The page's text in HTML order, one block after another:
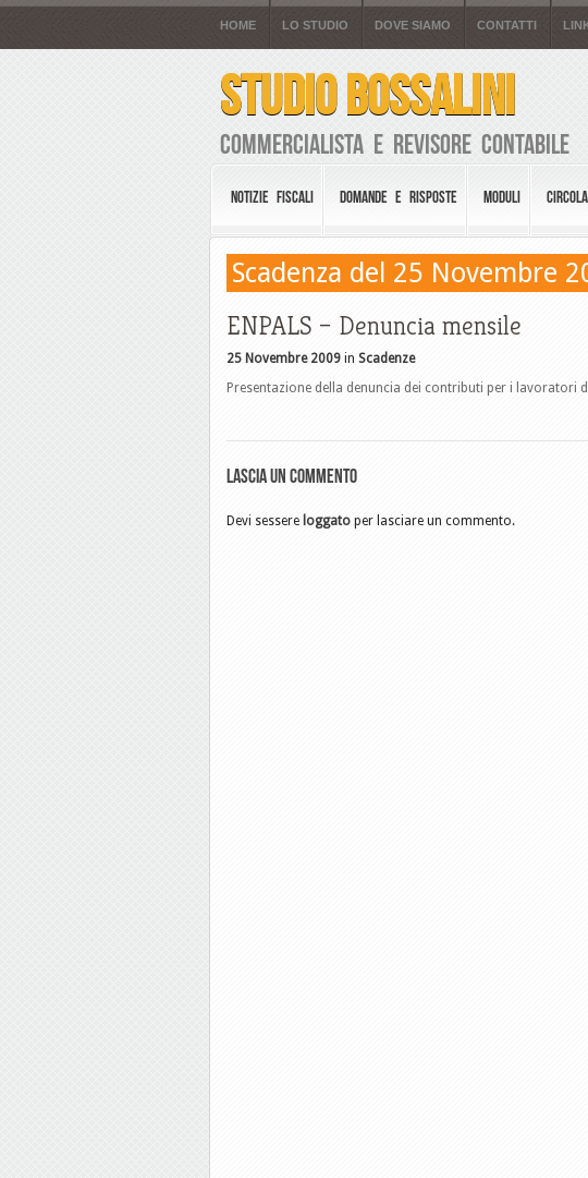
HOME LO STUDIO DOVE SIAMO CONTATTI
STUDIO BOSSALINI
Commercialista e Revisore Contabile
NOTIZIE FISCALI DOMANDE E RISPOSTE MODULI
Scadenza del 25 Novembre
ENPALS – Denuncia mensile
25 Novembre 2009 in Scadenze
Presentazione della denuncia dei contributi per i lavoratori
Lascia un commento
Devi sessere loggato per lasciare un commento.